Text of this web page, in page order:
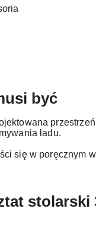
być
ładu.
się w poręcznym
stolarski